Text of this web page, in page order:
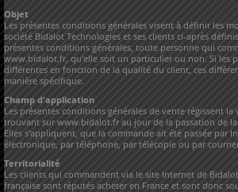
Objet
Les présentes conditions générales visent à définir les
société Bidalot Technologies et ses clients ci-après
présentes conditions générales, toute personne qui
www.bidalot.fr, qu'elle soit un particulier ou non. Si les
différentes en fonction de la qualité du client, ces
manière spécifique.
Champ d'application
Les présentes conditions générales de vente régissent
trouvant sur www.bidalot.fr au jour de la passation de
Elles s'appliquent, que la commande ait été passée par
électronique, par téléphone, par télécopie ou par
Territorialité
Les clients qui commandent via le site Internet de
française sont réputés acheter en France et sont donc